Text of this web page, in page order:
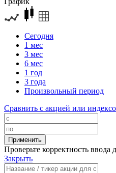
Сегодня
1 мес
3 мес
6 мес
1 год
3 года
Произвольный период
Сравнить с акцией или
Проверьте корректность ввода
Закрыть